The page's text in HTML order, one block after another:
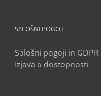
SPLOŠNI POGOJI
Splošni pogoji in GDPR
Izjava o dostopnosti